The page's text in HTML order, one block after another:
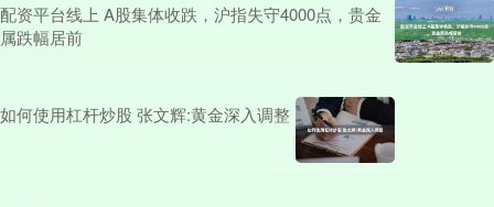
配资平台线上 A股集体收跌，沪指失守4000点，贵金
属跌幅居前
如何使用杠杆炒股 张文辉:黄金深入调整